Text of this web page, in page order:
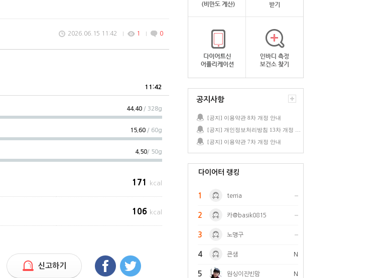
2026.06.15 11:42 1 0
11:42
44.40 / 328g
15.60 / 60g
4.50/ 50g
171 kcal
106 kcal
신고하기
공지사항
[공지] 이용약관 8차 개정 안내
[공지] 이용약관 7차 개정 안내
다이어터 랭킹
1 terria
2 카@basik0815
3 노맹구
4 큰샘 N
5 원싱이진빈맘 N